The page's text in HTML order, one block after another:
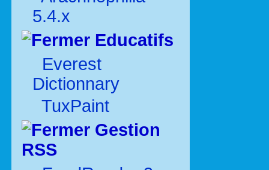
5.4.x
Educatifs
Everest
Dictionnary
TuxPaint
Gestion
RSS